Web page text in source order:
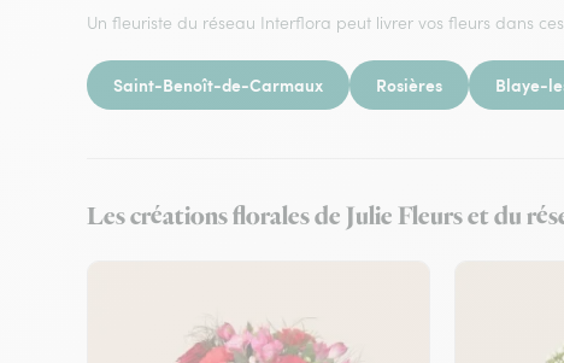
Un fleuriste du réseau Interflora peut livrer vos fleurs dans
Saint-Benoît-de-Carmaux Rosières Blaye-
Les créations florales de Julie Fleurs et du